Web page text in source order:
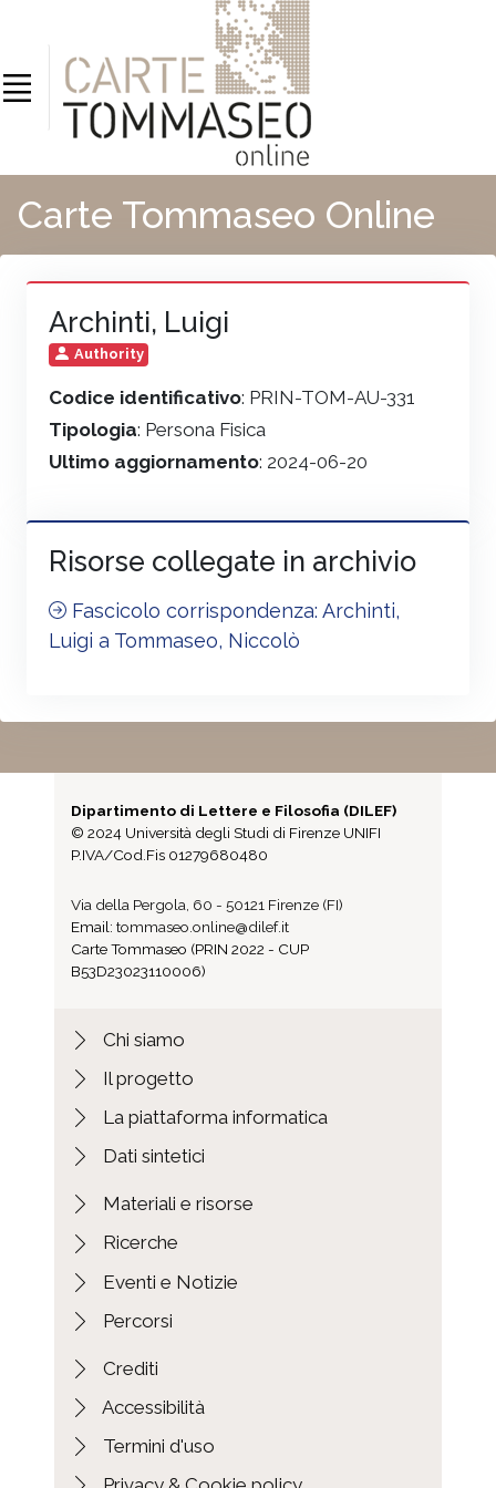
Carte Tommaseo Online
Archinti, Luigi
Authority
Codice identificativo: PRIN-TOM-AU-331
Tipologia: Persona Fisica
Ultimo aggiornamento: 2024-06-20
Risorse collegate in archivio
Fascicolo corrispondenza: Archinti,
Luigi a Tommaseo, Niccolò
Dipartimento di Lettere e Filosofia (DILEF)
© 2024 Università degli Studi di Firenze UNIFI
P.IVA/Cod.Fis 01279680480
Via della Pergola, 60 - 50121 Firenze (FI)
Email: tommaseo.online@dilef.it
Carte Tommaseo (PRIN 2022 - CUP
B53D23023110006)
Chi siamo
Il progetto
La piattaforma informatica
Dati sintetici
Materiali e risorse
Ricerche
Eventi e Notizie
Percorsi
Crediti
Accessibilità
Termini d'uso